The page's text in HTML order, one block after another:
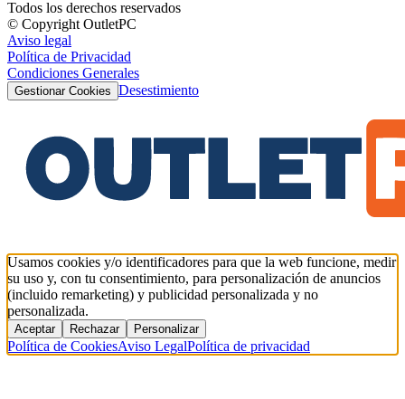
Todos los derechos reservados
© Copyright OutletPC
Aviso legal
Política de Privacidad
Condiciones Generales
Gestionar Cookies Desestimiento
Usamos cookies y/o identificadores para que la web funcione, medir
su uso y, con tu consentimiento, para personalización de anuncios
(incluido remarketing) y publicidad personalizada y no
personalizada.
Aceptar Rechazar Personalizar
Política de CookiesAviso LegalPolítica de privacidad